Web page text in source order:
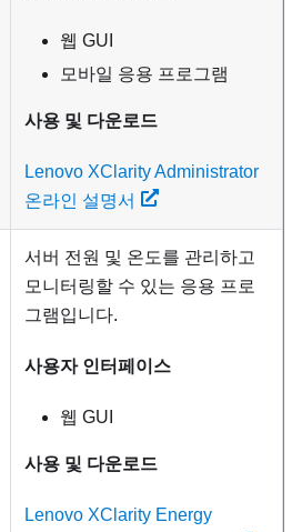
웹 GUI
모바일 응용 프로그램
사용 및 다운로드
Lenovo XClarity Administrator
온라인 설명서
서버 전원 및 온도를 관리하고
모니터링할 수 있는 응용 프로
그램입니다.
사용자 인터페이스
웹 GUI
사용 및 다운로드
Lenovo XClarity Energy